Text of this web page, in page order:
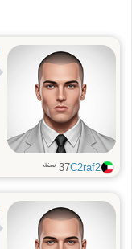
C2raf2
37 سنة